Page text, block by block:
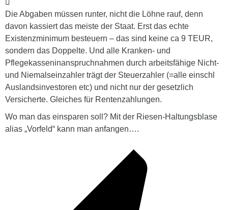
Die Abgaben müssen runter, nicht die Löhne rauf, denn
davon kassiert das meiste der Staat. Erst das echte
Existenzminimum besteuern – das sind keine ca 9 TEUR,
sondern das Doppelte. Und alle Kranken- und
Pflegekasseninanspruchnahmen durch arbeitsfähige Nicht-
und Niemalseinzahler trägt der Steuerzahler (=alle einschl
Auslandsinvestoren etc) und nicht nur der gesetzlich
Versicherte. Gleiches für Rentenzahlungen.
Wo man das einsparen soll? Mit der Riesen-Haltungsblase
alias „Vorfeld“ kann man anfangen….